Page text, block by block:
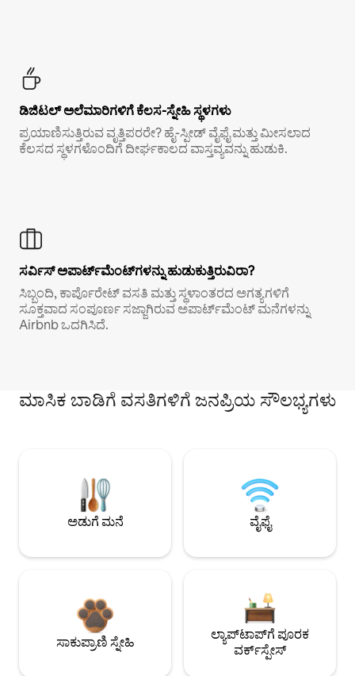
ಡಿಜಿಟಲ್ ಅಲೆಮಾರಿಗಳಿಗೆ ಕೆಲಸ-ಸ್ನೇಹಿ ಸ್ಥಳಗಳು
ಪ್ರಯಾಣಿಸುತ್ತಿರುವ ವೃತ್ತಿಪರರೇ? ಹೈ-ಸ್ಪೀಡ್ ವೈಫೈ ಮತ್ತು ಮೀಸಲಾದ
ಕೆಲಸದ ಸ್ಥಳಗಳೊಂದಿಗೆ ದೀರ್ಘಕಾಲದ ವಾಸ್ತವ್ಯವನ್ನು ಹುಡುಕಿ.
ಸರ್ವಿಸ್ ಅಪಾರ್ಟ್‌ಮೆಂಟ್‌ಗಳನ್ನು ಹುಡುಕುತ್ತಿರುವಿರಾ?
ಸಿಬ್ಬಂದಿ, ಕಾರ್ಪೊರೇಟ್ ವಸತಿ ಮತ್ತು ಸ್ಥಳಾಂತರದ ಅಗತ್ಯಗಳಿಗೆ
ಸೂಕ್ತವಾದ ಸಂಪೂರ್ಣ ಸಜ್ಜಾಗಿರುವ ಅಪಾರ್ಟ್‌ಮೆಂಟ್ ಮನೆಗಳನ್ನು
Airbnb ಒದಗಿಸಿದೆ.
ಮಾಸಿಕ ಬಾಡಿಗೆ ವಸತಿಗಳಿಗೆ ಜನಪ್ರಿಯ ಸೌಲಭ್ಯಗಳು
ಅಡುಗೆ ಮನೆ ವೈಫೈ
ಸಾಕುಪ್ರಾಣಿ ಸ್ನೇಹಿ
ಲ್ಯಾಪ್‌ಟಾಪ್‌ಗೆ ಪೂರಕ
ವರ್ಕ್‌ಸ್ಪೇಸ್